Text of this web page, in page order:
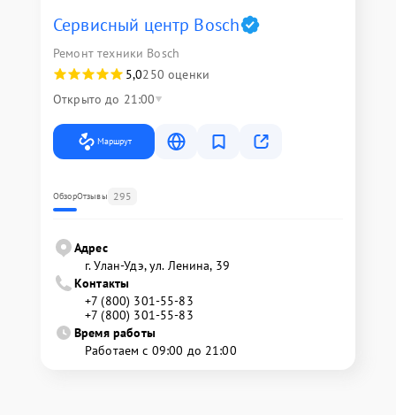
Сервисный центр Bosch
Ремонт техники Bosch
5,0250 оценки
Открыто до 21:00
Маршрут
ОбзорОтзывы 295
Адрес
г. Улан-Удэ, ул. Ленина, 39
Контакты
+7 (800) 301-55-83
+7 (800) 301-55-83
Время работы
Работаем с 09:00 до 21:00